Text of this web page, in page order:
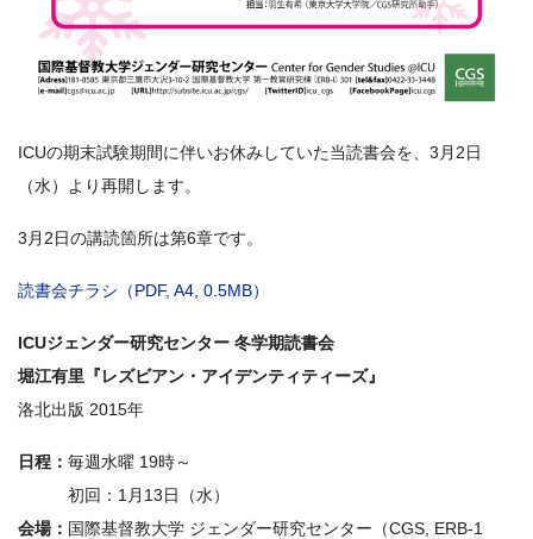
ICUの期末試験期間に伴いお休みしていた当読書会を、3月2日
（水）より再開します。
3月2日の講読箇所は第6章です。
読書会チラシ（PDF, A4, 0.5MB）
ICUジェンダー研究センター 冬学期読書会
堀江有里『レズビアン・アイデンティティーズ』
洛北出版 2015年
日程： 毎週水曜 19時～
初回：1月13日（水）
会場： 国際基督教大学 ジェンダー研究センター（CGS, ERB-1